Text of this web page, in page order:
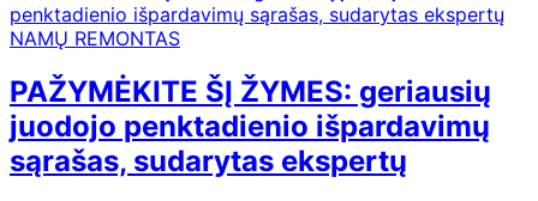
NAMŲ REMONTAS
PAŽYMĖKITE ŠĮ ŽYMES: geriausių
juodojo penktadienio išpardavimų
sąrašas, sudarytas ekspertų